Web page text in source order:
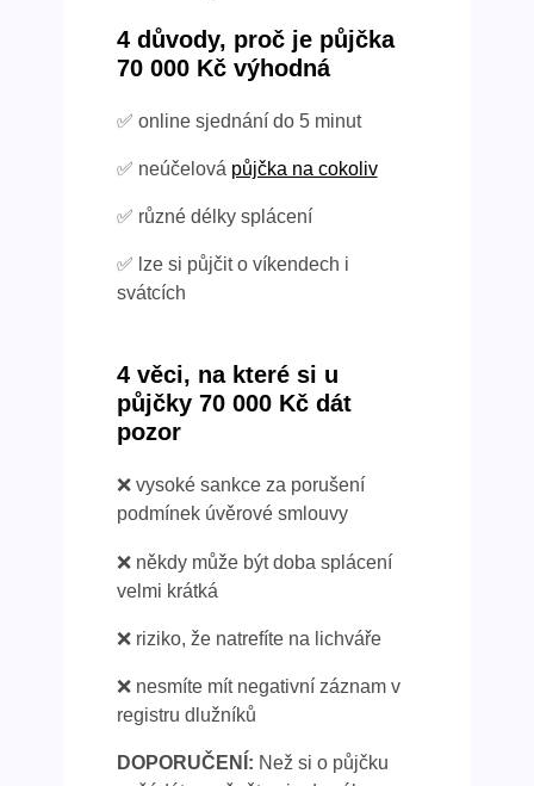
4 důvody, proč je půjčka
70 000 Kč výhodná
✅ online sjednání do 5 minut
✅ neúčelová půjčka na cokoliv
✅ různé délky splácení
✅ lze si půjčit o víkendech i
svátcích
4 věci, na které si u
půjčky 70 000 Kč dát
pozor
❌ vysoké sankce za porušení
podmínek úvěrové smlouvy
❌ někdy může být doba splácení
velmi krátká
❌ riziko, že natrefíte na lichváře
❌ nesmíte mít negativní záznam v
registru dlužníků
DOPORUČENÍ: Než si o půjčku